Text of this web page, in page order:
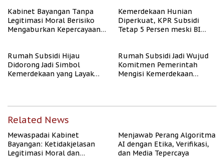
Kabinet Bayangan Tanpa
Legitimasi Moral Berisiko
Mengaburkan Kepercayaan
Kemerdekaan Hunian
Diperkuat, KPR Subsidi
Tetap 5 Persen meski BI
Rumah Subsidi Hijau
Didorong Jadi Simbol
Kemerdekaan yang Layak
Rumah Subsidi Jadi Wujud
Komitmen Pemerintah
Mengisi Kemerdekaan
Related News
Mewaspadai Kabinet
Bayangan: Ketidakjelasan
Legitimasi Moral dan
Menjawab Perang Algoritma
AI dengan Etika, Verifikasi,
dan Media Tepercaya